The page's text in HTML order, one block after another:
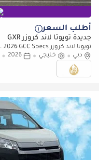
أطلب السعر
جديدة تويوتا لاند كروزر GXR
تويوتا لاند كروزر GXR Toyota Land Cruiser GXR 3.3L 2026 GCC Specs
دبي
خليجي 2026